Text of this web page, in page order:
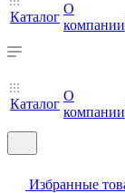
Каталог
О
компании
Каталог
О
компании
Избранные